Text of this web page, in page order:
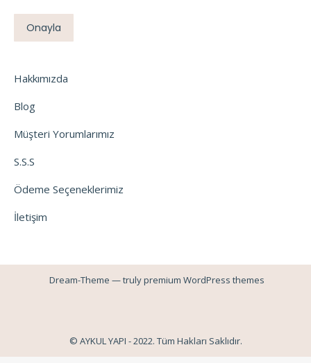
Onayla
Hakkımızda
Blog
Müşteri Yorumlarımız
S.S.S
Ödeme Seçeneklerimiz
İletişim
Dream-Theme — trulypremium WordPress themes
© AYKUL YAPI - 2022. Tüm Hakları Saklıdır.